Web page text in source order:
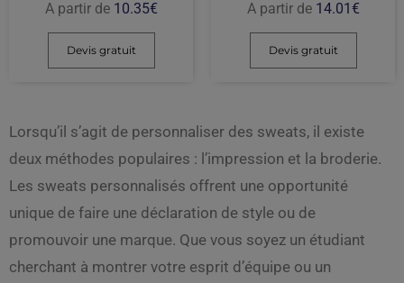
A partir de 10.35€
Devis gratuit
A partir de 14.01 €
Devis gratuit
Lorsqu’il s’agit de personnaliser des sweats, il existe
deux méthodes populaires : l’impression et la broderie.
Les sweats personnalisés offrent une opportunité
unique de faire une déclaration de style ou de
promouvoir une marque. Que vous soyez un étudiant
cherchant à montrer votre esprit d’équipe ou un